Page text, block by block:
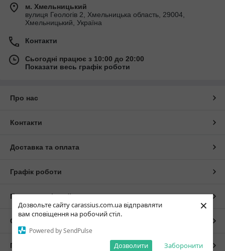
Дозвольте сайту carassius.com.ua відправляти
вам сповіщення на робочий стіл.
Powered by SendPulse
Заборонити
Дозволити
×
м. Хмельницький
вулиця Геологів 2, Хмельницька область, 29004,
Хмельницький, Україна
Контакти
Сьогодні працює з 10:00 до 20:00
Показати весь графік роботи
Про нас
Контакти
Доставка та оплата
Графік роботи
Повна версія сайту
Сайт створено на маркетплейсі
Політика конфіденційності